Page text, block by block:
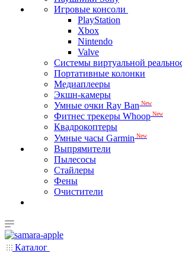
Игровые консоли
PlayStation
Xbox
Nintendo
Valve
Системы виртуальной
Портативные колонки
Медиаплееры
Экшн-камеры
Умные очки Ray Ban New
Фитнес трекеры Whoop New
Квадрокоптеры
Умные часы Garmin New
Выпрямители
Пылесосы
Стайлеры
Фены
Очистители
Каталог